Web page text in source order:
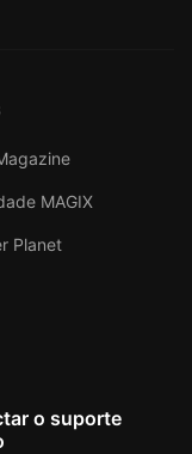
MAGIX
Planet
o suporte